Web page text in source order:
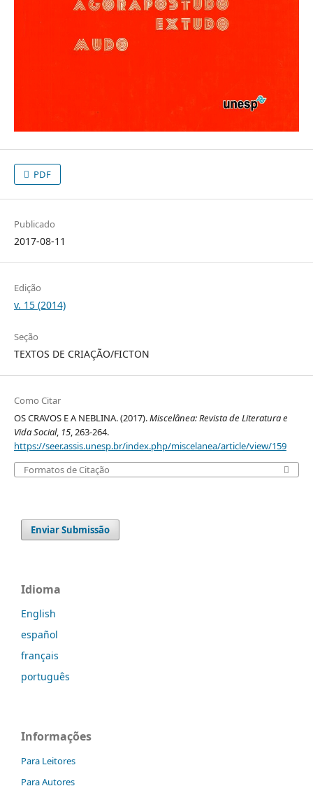
PDF
Publicado
2017-08-11
Edição
v. 15 (2014)
Seção
TEXTOS DE CRIAÇÃO/FICTON
Como Citar
OS CRAVOS E A NEBLINA. (2017).Miscelânea: Revista de Literatura e
Vida Social, 15, 263-264.
https://seer.assis.unesp.br/index.php/miscelanea/article/view/159
Formatos de Citação
Enviar Submissão
Idioma
English
español
français
português
Informações
Para Leitores
Para Autores